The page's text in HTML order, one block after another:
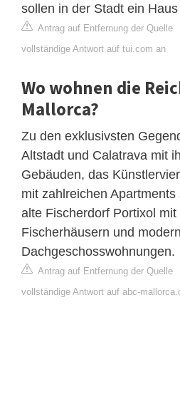
sollen in der Stadt ein
Antrag auf Entfernung der Quelle
vollständige Antwort auf tui.com an
Wo wohnen die
Mallorca?
Zu den exklusivsten
Altstadt und Calatrava mit
Gebäuden, das
mit zahlreichen
alte Fischerdorf Portixol mit
Fischerhäusern und
Dachgeschosswohnungen.
Antrag auf Entfernung der Quelle
vollständige Antwort auf abc-